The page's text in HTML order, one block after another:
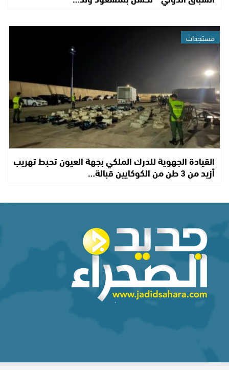
مستجدات
القيادة الجهوية للدرك الملكي بجهة العيون تحبط تهريب
أزيد من 3 طن من الكوكايين قبالة…